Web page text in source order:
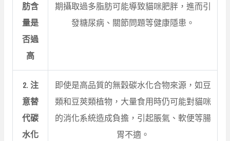
肪含
量是
否過
高
期攝取過多脂肪可能導致貓咪肥胖，進而引
發糖尿病、關節問題等健康隱患。
2. 注
意替
代碳
水化
即使是高品質的無穀碳水化合物來源，如豆
類和豆莢類植物，大量食用時仍可能對貓咪
的消化系統造成負擔，引起脹氣、軟便等腸
胃不適。